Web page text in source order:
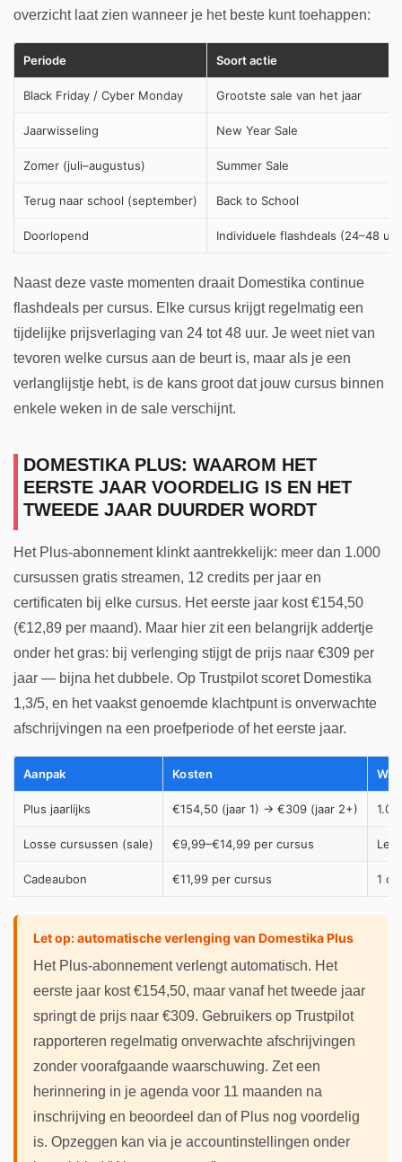
overzicht laat zien wanneer je het beste kunt toehappen:
Periode Soort actie
Black Friday / Cyber Monday Grootste sale van het jaar
Jaarwisseling New Year Sale
Zomer (juli–augustus) Summer Sale
Terug naar school (september) Back to School
Doorlopend Individuele flashdeals (24–48
Naast deze vaste momenten draait Domestika continue
flashdeals per cursus. Elke cursus krijgt regelmatig een
tijdelijke prijsverlaging van 24 tot 48 uur. Je weet niet van
tevoren welke cursus aan de beurt is, maar als je een
verlanglijstje hebt, is de kans groot dat jouw cursus binnen
enkele weken in de sale verschijnt.
DOMESTIKA PLUS: WAAROM HET
EERSTE JAAR VOORDELIG IS EN HET
TWEEDE JAAR DUURDER WORDT
Het Plus-abonnement klinkt aantrekkelijk: meer dan 1.000
cursussen gratis streamen, 12 credits per jaar en
certificaten bij elke cursus. Het eerste jaar kost €154,50
(€12,89 per maand). Maar hier zit een belangrijk addertje
onder het gras: bij verlenging stijgt de prijs naar €309 per
jaar — bijna het dubbele. Op Trustpilot scoret Domestika
1,3/5, en het vaakst genoemde klachtpunt is onverwachte
afschrijvingen na een proefperiode of het eerste jaar.
Aanpak Kosten
Plus jaarlijks €154,50 (jaar 1) → €309 (jaar 2+)
Losse cursussen (sale) €9,99–€14,99 per cursus
Cadeaubon €11,99 per cursus 1
Let op: automatische verlenging van Domestika Plus
Het Plus-abonnement verlengt automatisch. Het
eerste jaar kost €154,50, maar vanaf het tweede jaar
springt de prijs naar €309. Gebruikers op Trustpilot
rapporteren regelmatig onverwachte afschrijvingen
zonder voorafgaande waarschuwing. Zet een
herinnering in je agenda voor 11 maanden na
inschrijving en beoordeel dan of Plus nog voordelig
is. Opzeggen kan via je accountinstellingen onder